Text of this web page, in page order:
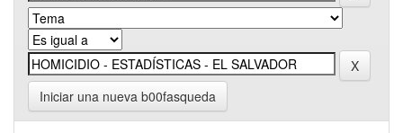
Iniciar una nueva b00fasqueda